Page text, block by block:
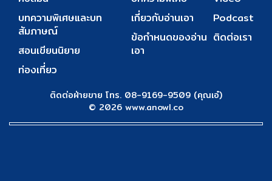
บทความพิเศษและบท
สัมภาษณ์
สอนเขียนนิยาย
ท่องเที่ยว
เกี่ยวกับอ่านเอา
ข้อกำหนดของอ่าน
เอา
Podcast
ติดต่อเรา
ติดต่อฝ่ายขาย โทร. 08-9169-9509 (คุณเอ๋)
© 2026 www.anowl.co